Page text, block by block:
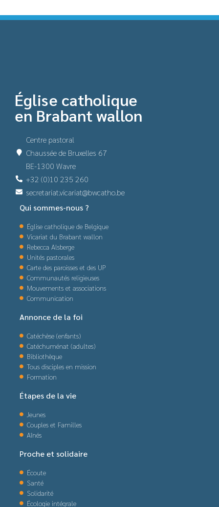
Église catholique
en Brabant wallon
Centre pastoral
Chaussée de Bruxelles 67
BE-1300 Wavre
+32 (0)10 235 260
secretariat.vicariat@bwcatho.be
Qui sommes-nous ?
Église catholique de Belgique
Vicariat du Brabant wallon
Rebecca Alsberge
Unités pastorales
Carte des paroisses et des UP
Communautés religieuses
Mouvements et associations
Communication
Annonce de la foi
Catéchèse (enfants)
Catéchuménat (adultes)
Bibliothèque
Tous disciples en mission
Formation
Étapes de la vie
Jeunes
Couples et Familles
Aînés
Proche et solidaire
Écoute
Santé
Solidarité
Écologie intégrale